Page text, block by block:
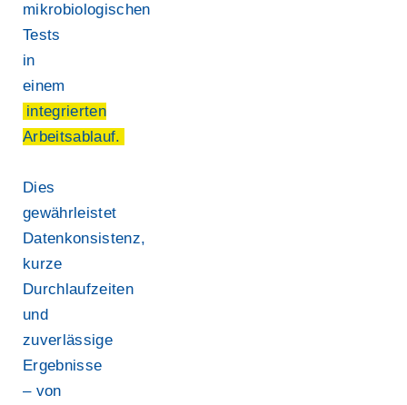
mikrobiologischen
Tests
in
einem
integrierten
Arbeitsablauf.
Dies
gewährleistet
Datenkonsistenz,
kurze
Durchlaufzeiten
und
zuverlässige
Ergebnisse
– von